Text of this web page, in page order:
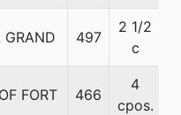
GRAND 497
2 1/2
c
FORT 466
4
cpos.